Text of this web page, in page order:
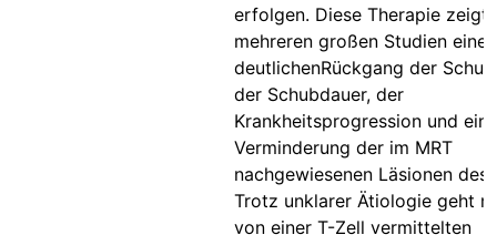
erfolgen. Diese Therapie
mehreren großen Studien einen
deutlichenRückgang der
der Schubdauer, der
Krankheitsprogression und eine
Verminderung der im MRT
nachgewiesenen Läsionen des
Trotz unklarer Ätiologie geht
von einer T-Zell vermittelten